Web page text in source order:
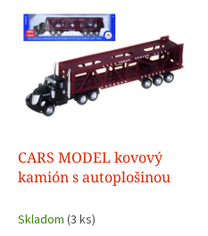
CARS MODEL kovový
kamión s autoplošinou
Skladom (3 ks)